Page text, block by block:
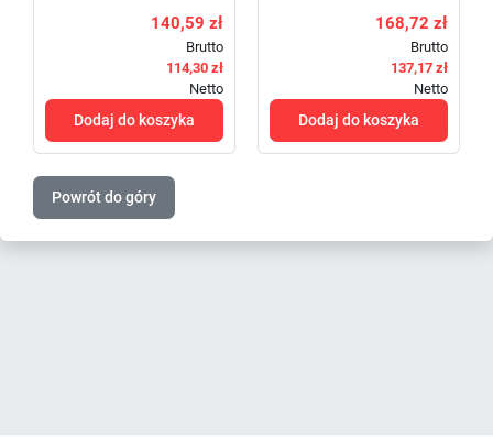
140,59 zł
Brutto
114,30 zł
Netto
Dodaj do koszyka
168,72 zł
Brutto
137,17 zł
Netto
Dodaj do koszyka
Powrót do góry